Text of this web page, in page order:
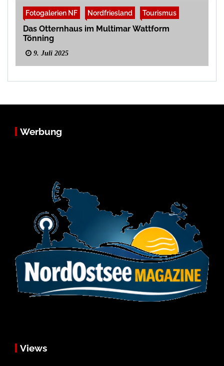
Fotogalerien NF Nordfriesland Tourismus
Das Otternhaus im Multimar Wattform
Tönning
9. Juli 2025
Werbung
Views